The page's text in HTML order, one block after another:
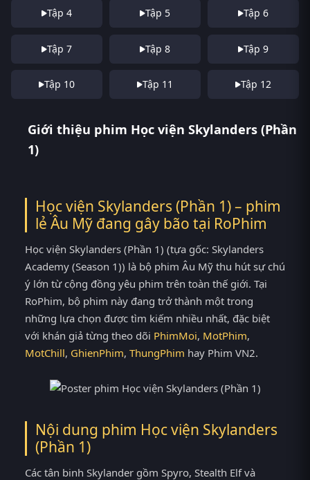
Tập 4 Tập 5 Tập 6
Tập 7 Tập 8 Tập 9
Tập 10 Tập 11 Tập 12
Giới thiệu phim Học viện Skylanders (Phần
1)
Học viện Skylanders (Phần 1) – phim
lẻ Âu Mỹ đang gây bão tại RoPhim
Học viện Skylanders (Phần 1) (tựa gốc: Skylanders
Academy (Season 1)) là bộ phim Âu Mỹ thu hút sự chú
ý lớn từ cộng đồng yêu phim trên toàn thế giới. Tại
RoPhim, bộ phim này đang trở thành một trong
những lựa chọn được tìm kiếm nhiều nhất, đặc biệt
với khán giả từng theo dõi PhimMoi, MotPhim,
MotChill, GhienPhim, ThungPhim hay Phim VN2.
Nội dung phim Học viện Skylanders
(Phần 1)
Các tân binh Skylander gồm Spyro, Stealth Elf và